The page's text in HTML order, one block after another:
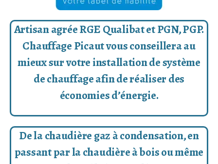
Artisan agrée RGE Qualibat et PGN, PGP.
Chauffage Picaut vous conseillera au
mieux sur votre installation de système
de chauffage afin de réaliser des
économies d’énergie.
De la chaudière gaz à condensation, en
passant par la chaudière à bois ou même